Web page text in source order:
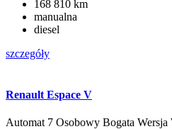
168 810 km
manualna
diesel
szczegóły
Renault Espace V
Automat 7 Osobowy Bogata Wersja